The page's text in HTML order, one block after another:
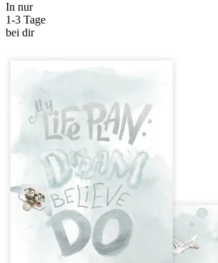
In nur
1-3 Tage
bei dir